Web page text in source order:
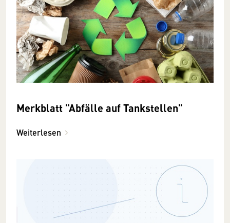
Merkblatt "Abfälle auf Tankstellen"
Weiterlesen